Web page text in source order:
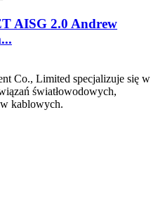
AISG 2.0 Andrew
Co., Limited specjalizuje się w
światłowodowych,
kablowych.